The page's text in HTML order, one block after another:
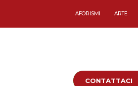
AFORISMI ARTE
CONTATTACI